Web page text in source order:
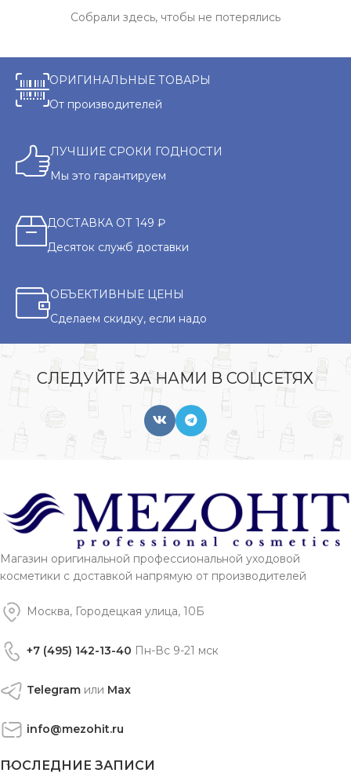
Собрали здесь, чтобы не потерялись
ОРИГИНАЛЬНЫЕ ТОВАРЫ
От производителей
ЛУЧШИЕ СРОКИ ГОДНОСТИ
Мы это гарантируем
ДОСТАВКА ОТ 149 ₽
Десяток служб доставки
ОБЪЕКТИВНЫЕ ЦЕНЫ
Сделаем скидку, если надо
СЛЕДУЙТЕ ЗА НАМИ В СОЦСЕТЯХ
Магазин оригинальной профессиональной уходовой
косметики с доставкой напрямую от производителей
Москва, Городецкая улица, 10Б
+7 (495) 142-13-40 Пн-Вс 9-21 мск
Telegram или Max
info@mezohit.ru
ПОСЛЕДНИЕ ЗАПИСИ